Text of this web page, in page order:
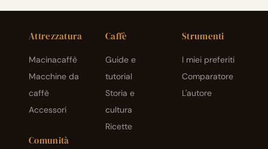
Attrezzatura
Macinacaffè
Macchine da
caffè
Accessori
Caffè
Guide e
tutorial
Storia e
cultura
Ricette
Strumenti
I miei preferiti
Comparatore
L'autore
Comunità